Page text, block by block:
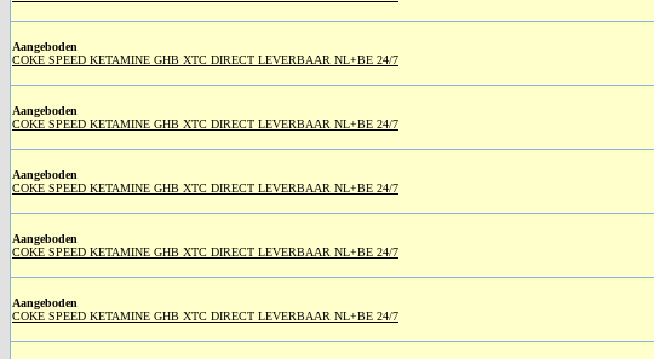
Aangeboden
COKE SPEED KETAMINE GHB XTC DIRECT LEVERBAAR NL+BE 24/7
Aangeboden
COKE SPEED KETAMINE GHB XTC DIRECT LEVERBAAR NL+BE 24/7
Aangeboden
COKE SPEED KETAMINE GHB XTC DIRECT LEVERBAAR NL+BE 24/7
Aangeboden
COKE SPEED KETAMINE GHB XTC DIRECT LEVERBAAR NL+BE 24/7
Aangeboden
COKE SPEED KETAMINE GHB XTC DIRECT LEVERBAAR NL+BE 24/7